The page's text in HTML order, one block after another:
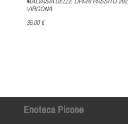
VIRGONA
35,00 €
Enoteca Picone